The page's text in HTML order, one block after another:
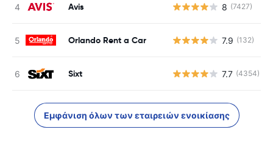
Avis 8 (7427)
Orlando Rent a Car 7.9 (132)
Sixt 7.7 (4354)
Εμφάνιση όλων των εταιρειών ενοικίασης